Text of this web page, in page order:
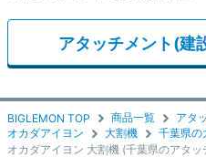
BIGLEMON TOP 商品一覧
アタ
オカダアイヨン
大割機
千葉県の
オカダアイヨン 大割機 (千葉県のアタ
アタッチメント(建